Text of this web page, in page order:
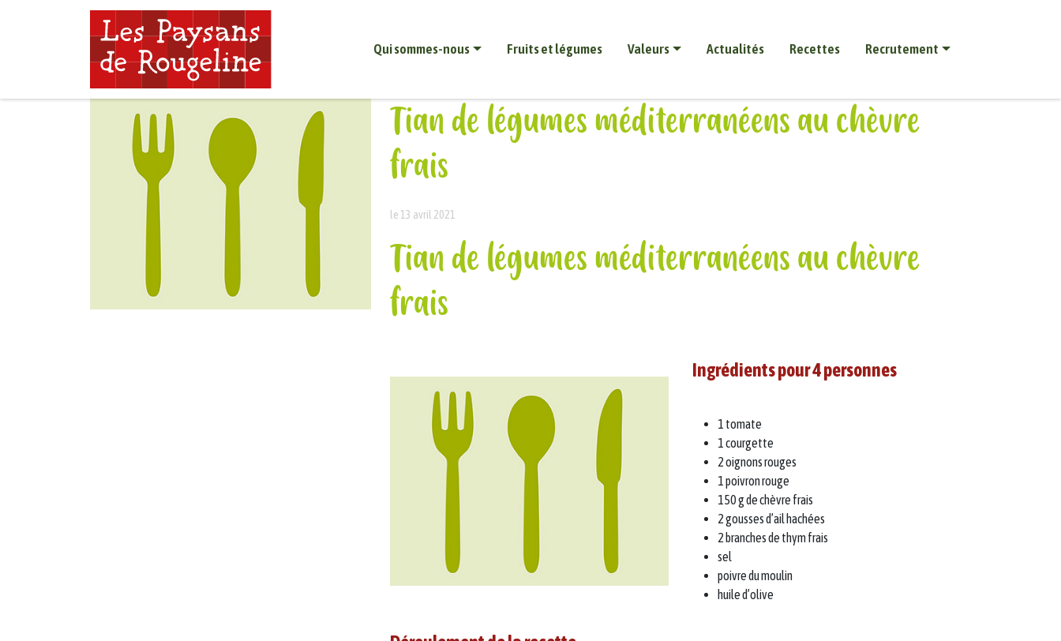
Qui sommes-nous Fruits et légumes Valeurs Actualités Recettes Recrutement
Tian de légumes méditerranéens au chèvre
frais
le 13 avril 2021
Tian de légumes méditerranéens au chèvre
frais
Ingrédients pour 4 personnes
1 tomate
1 courgette
2 oignons rouges
1 poivron rouge
150 g de chèvre frais
2 gousses d’ail hachées
2 branches de thym frais
sel
poivre du moulin
huile d’olive